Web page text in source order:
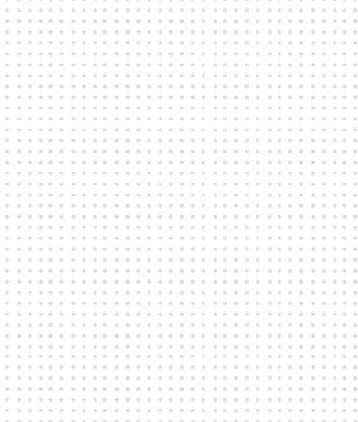
TIDIGARE EVENT